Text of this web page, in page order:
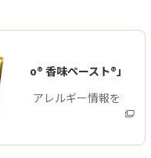
Do® 香味ペースト®」
商品・アレルギー情報を